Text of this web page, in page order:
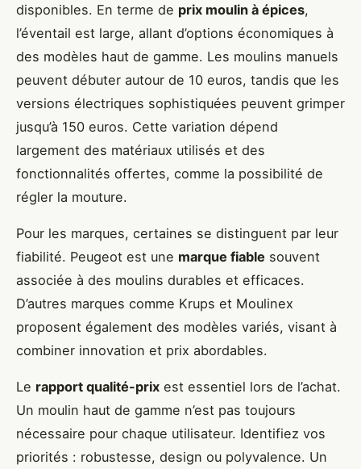
disponibles. En terme de prix moulin à épices,
l’éventail est large, allant d’options économiques à
des modèles haut de gamme. Les moulins manuels
peuvent débuter autour de 10 euros, tandis que les
versions électriques sophistiquées peuvent grimper
jusqu’à 150 euros. Cette variation dépend
largement des matériaux utilisés et des
fonctionnalités offertes, comme la possibilité de
régler la mouture.
Pour les marques, certaines se distinguent par leur
fiabilité. Peugeot est une marque fiable souvent
associée à des moulins durables et efficaces.
D’autres marques comme Krups et Moulinex
proposent également des modèles variés, visant à
combiner innovation et prix abordables.
Le rapport qualité-prix est essentiel lors de l’achat.
Un moulin haut de gamme n’est pas toujours
nécessaire pour chaque utilisateur. Identifiez vos
priorités : robustesse, design ou polyvalence. Un